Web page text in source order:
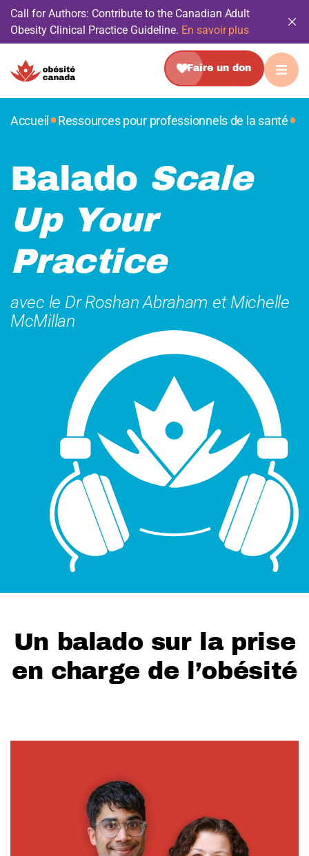
Call for Authors: Contribute to the Canadian Adult
Obesity Clinical Practice Guideline. En savoir plus
Faire un don
Accueil •Ressources pour professionnels de la santé•
Balado Scale
Up Your
Practice
avec le Dr Roshan Abraham et Michelle
McMillan
Un balado sur la prise
en charge de l’obésité